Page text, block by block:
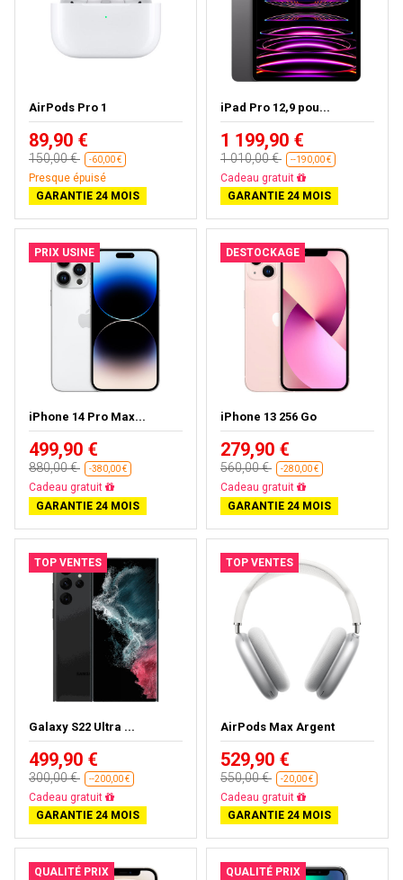
AirPods Pro 1
89,90 €
150,00 € -60,00 €
Presque épuisé
GARANTIE 24 MOIS
iPad Pro 12,9 pou...
1 199,90 €
1 010,00 € --190,00 €
Cadeau gratuit
GARANTIE 24 MOIS
PRIX USINE
iPhone 14 Pro Max...
499,90 €
880,00 € -380,00 €
Cadeau gratuit
GARANTIE 24 MOIS
DESTOCKAGE
iPhone 13 256 Go
279,90 €
560,00 € -280,00 €
Cadeau gratuit
GARANTIE 24 MOIS
TOP VENTES
Galaxy S22 Ultra ...
499,90 €
300,00 € --200,00 €
Cadeau gratuit
GARANTIE 24 MOIS
TOP VENTES
AirPods Max Argent
529,90 €
550,00 € -20,00 €
Cadeau gratuit
GARANTIE 24 MOIS
QUALITÉ PRIX QUALITÉ PRIX